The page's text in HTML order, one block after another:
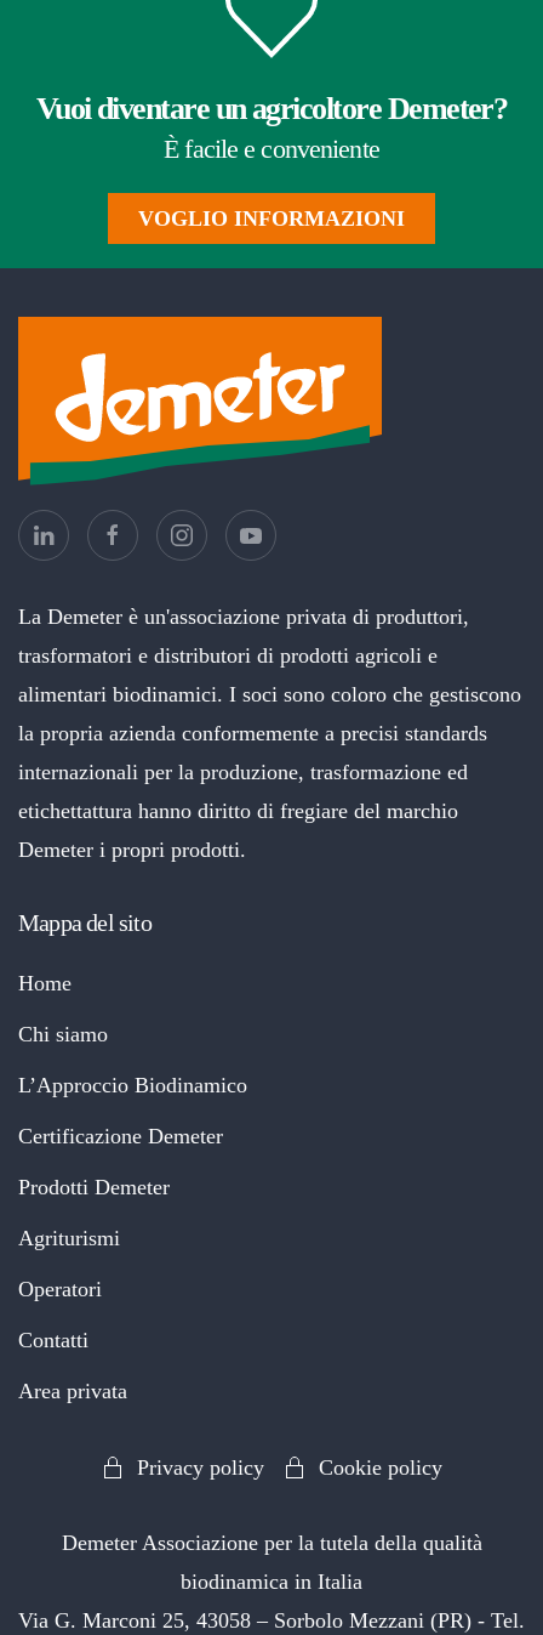
Vuoi diventare un agricoltore Demeter?
È facile e conveniente
VOGLIO INFORMAZIONI
La Demeter è un'associazione privata di produttori,
trasformatori e distributori di prodotti agricoli e
alimentari biodinamici. I soci sono coloro che gestiscono
la propria azienda conformemente a precisi standards
internazionali per la produzione, trasformazione ed
etichettattura hanno diritto di fregiare del marchio
Demeter i propri prodotti.
Mappa del sito
Home
Chi siamo
L’Approccio Biodinamico
Certificazione Demeter
Prodotti Demeter
Agriturismi
Operatori
Contatti
Area privata
Privacy policy Cookie policy
Demeter Associazione per la tutela della qualità
biodinamica in Italia
Via G. Marconi 25, 43058 – Sorbolo Mezzani (PR) - Tel.